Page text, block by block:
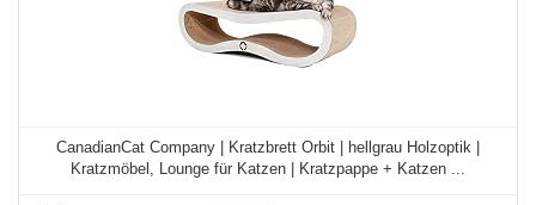
CanadianCat Company | Kratzbrett Orbit | hellgrau Holzoptik |
Kratzmöbel, Lounge für Katzen | Kratzpappe + Katzen ...